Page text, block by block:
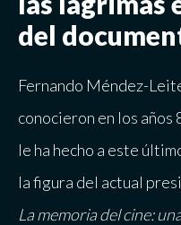
del
Fernando Méndez-
conocieron en los años
le ha hecho a este
la figura del actual
La memoria del cine: